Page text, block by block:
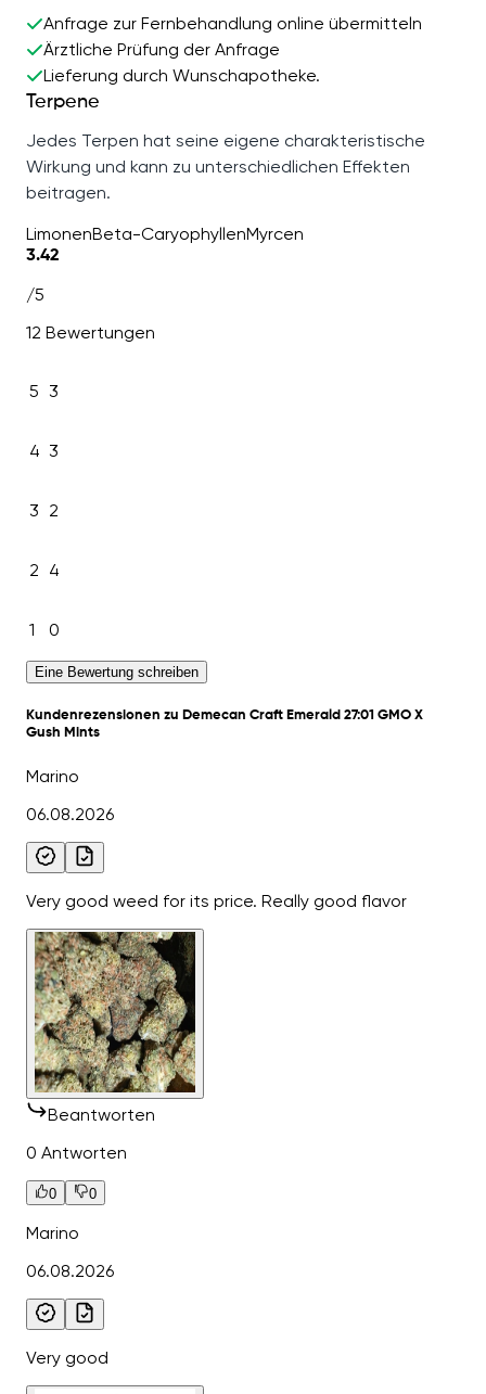
Anfrage zur Fernbehandlung online übermitteln
Ärztliche Prüfung der Anfrage
Lieferung durch Wunschapotheke.
Terpene
Jedes Terpen hat seine eigene charakteristische
Wirkung und kann zu unterschiedlichen Effekten
beitragen.
LimonenBeta-CaryophyllenMyrcen
3.42
/5
12 Bewertungen
5 3
4 3
3 2
2 4
1 0
Eine Bewertung schreiben
Kundenrezensionen zu Demecan Craft Emerald 27:01 GMO X
Gush Mints
Marino
06.08.2026
Very good weed for its price. Really good flavor
Beantworten
0 Antworten
0 0
Marino
06.08.2026
Very good